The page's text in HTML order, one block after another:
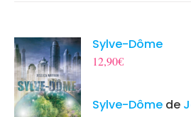
Sylve-Dôme
12,90€
Sylve-Dôme de